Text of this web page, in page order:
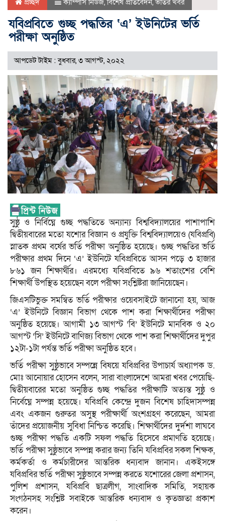
প্রচ্ছদ ক্যাম্পাস নিউজ,বিশেষ প্রতিবেদন,ভর্তির খবর
যবিপ্রবিতে গুচ্ছ পদ্ধতির ‘এ’ ইউনিটের ভর্তি
পরীক্ষা অনুষ্ঠিত
আপডেট টাইম : বুধবার, ৩ আগস্ট, ২০২২
সুষ্ঠু ও নির্বিঘ্নে গুচ্ছ পদ্ধতিতে অন্যান্য বিশ্ববিদ্যালয়ের পাশাপাশি
দ্বিতীয়বারের মতো যশোর বিজ্ঞান ও প্রযুক্তি বিশ্ববিদ্যালয়েও (যবিপ্রবি)
স্নাতক প্রথম বর্ষের ভর্তি পরীক্ষা অনুষ্ঠিত হয়েছে। গুচ্ছ পদ্ধতির ভর্তি
পরীক্ষার প্রথম দিনে ‘এ’ ইউনিটে যবিপ্রবিতে আসন পড়ে ৩ হাজার
৮৬১ জন শিক্ষার্থীর। এরমধ্যে যবিপ্রবিতে ৯৬ শতাংশের বেশি
শিক্ষার্থী উপস্থিত হয়েছেন বলে পরীক্ষা সংশ্লিষ্টরা জানিয়েছেন।
জিএসটিভুক্ত সমন্বিত ভর্তি পরীক্ষার ওয়েবসাইটে জানানো হয়, আজ
‘এ’ ইউনিটে বিজ্ঞান বিভাগ থেকে পাশ করা শিক্ষার্থীদের পরীক্ষা
অনুষ্ঠিত হয়েছে। আগামী ১৩ আগস্ট ‘বি’ ইউনিটে মানবিক ও ২০
আগস্ট ‘সি’ ইউনিটে বাণিজ্য বিভাগ থেকে পাশ করা শিক্ষার্থীদের দুপুর
১২টা-১টা পর্যন্ত ভর্তি পরীক্ষা অনুষ্ঠিত হবে।
ভর্তি পরীক্ষা সুষ্ঠুভাবে সম্পন্নে বিষয়ে যবিপ্রবির উপাচার্য অধ্যাপক ড.
মোঃ আনোয়ার হোসেন বলেন, সারা বাংলাদেশে আমরা খবর পেয়েছি-
দ্বিতীয়বারের মতো অনুষ্ঠিত গুচ্ছ পদ্ধতির পরীক্ষাটি অত্যন্ত সুষ্ঠু ও
নির্বেঘ্নে সম্পন্ন হয়েছে। যবিপ্রবি কেন্দ্রে দুজন বিশেষ চাহিদাসম্পন্ন
এবং একজন গুরুতর অসুস্থ পরীক্ষার্থী অংশগ্রহণ করেছেন, আমরা
তাঁদের প্রয়োজনীয় সুবিধা নিশ্চিত করেছি। শিক্ষার্থীদের দুর্দশা লাঘবে
গুচ্ছ পরীক্ষা পদ্ধতি একটি সফল পদ্ধতি হিসেবে প্রমাণতি হয়েছে।
ভর্তি পরীক্ষা সুষ্ঠুভাবে সম্পন্ন করার জন্য তিনি যবিপ্রবির সকল শিক্ষক,
কর্মকর্তা ও কর্মচারীদের আন্তরিক ধন্যবাদ জানান। একইসঙ্গে
যবিপ্রবির ভর্তি পরীক্ষা সুষ্ঠুভাবে সম্পন্ন করতে যশোরের জেলা প্রশাসন,
পুলিশ প্রশাসন, যবিপ্রবি ছাত্রলীগ, সাংবাদিক সমিতি, সহায়ক
সংগঠনসহ সংশ্লিষ্ট সবাইকে আন্তরিক ধন্যবাদ ও কৃতজ্ঞতা প্রকাশ
করেন।